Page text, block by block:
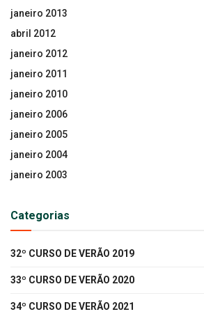
janeiro 2013
abril 2012
janeiro 2012
janeiro 2011
janeiro 2010
janeiro 2006
janeiro 2005
janeiro 2004
janeiro 2003
Categorias
32º CURSO DE VERÃO 2019
33º CURSO DE VERÃO 2020
34º CURSO DE VERÃO 2021